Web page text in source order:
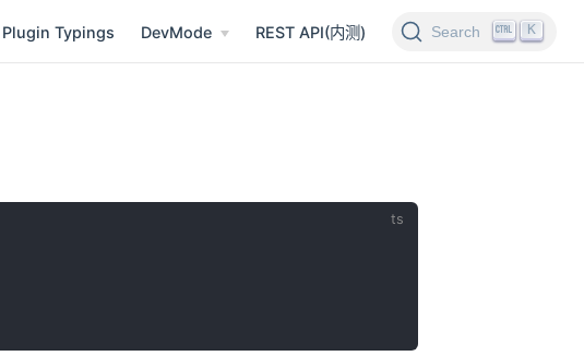
Plugin Typings DevMode REST API(内测) Search K